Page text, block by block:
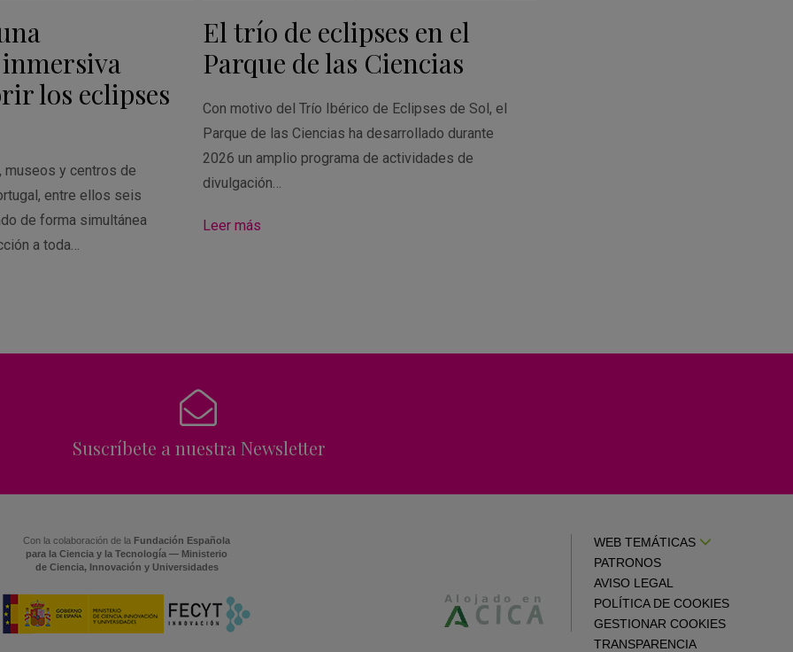
los eclipses
y centros de
entre ellos seis
de forma simultánea
a toda…
El trío de eclipses en el
Parque de las Ciencias
Con motivo del Trío Ibérico de Eclipses de Sol, el
Parque de las Ciencias ha desarrollado durante
2026 un amplio programa de actividades de
divulgación…
Leer más
Suscríbete a nuestra Newsletter
Con la colaboración de la Fundación Española
para la Ciencia y la Tecnología — Ministerio
de Ciencia, Innovación y Universidades
WEB TEMÁTICAS
PATRONOS
AVISO LEGAL
POLÍTICA DE COOKIES
GESTIONAR COOKIES
TRANSPARENCIA